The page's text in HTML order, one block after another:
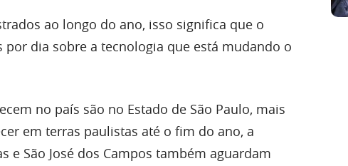
ao longo do ano, isso significa que o
por dia sobre a tecnologia que está mudando o
no país são no Estado de São Paulo, mais
em terras paulistas até o fim do ano, a
e São José dos Campos também aguardam